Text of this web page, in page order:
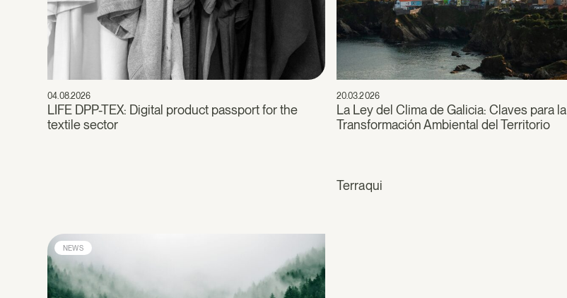
04.08.2026
LIFE DPP-TEX: Digital product passport for the
textile sector
20.03.2026
La Ley del Clima de Galicia: Claves para la
Transformación Ambiental del Territorio
Terraqui
NEWS